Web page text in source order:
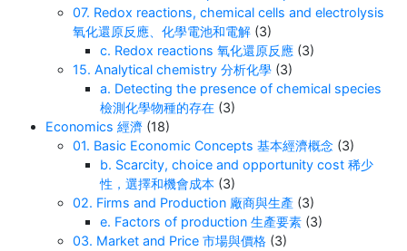
07. Redox reactions, chemical cells and electrolysis
氧化還原反應、化學電池和電解 (3)
c. Redox reactions 氧化還原反應 (3)
15. Analytical chemistry 分析化學 (3)
a. Detecting the presence of chemical species
檢測化學物種的存在 (3)
Economics 經濟 (18)
01. Basic Economic Concepts 基本經濟概念 (3)
b. Scarcity, choice and opportunity cost 稀少
性，選擇和機會成本 (3)
02. Firms and Production 廠商與生產 (3)
e. Factors of production 生產要素 (3)
03. Market and Price 市場與價格 (3)